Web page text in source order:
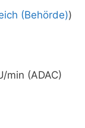
(Behörde))
min (ADAC)